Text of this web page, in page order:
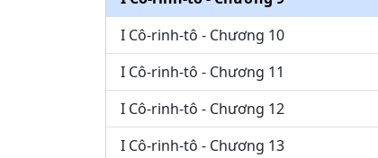
I Cô-rinh-tô - Chương 10
I Cô-rinh-tô - Chương 11
I Cô-rinh-tô - Chương 12
I Cô-rinh-tô - Chương 13